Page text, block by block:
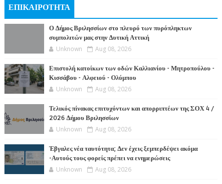
ΕΠΙΚΑΙΡΟΤΗΤΑ
Ο Δήμος Βριλησσίων στο πλευρό των πυρόπληκτων
συμπολιτών μας στην Δυτική Αττική
Unknown Aug 08, 2026
Επιστολή κατοίκων των οδών Καλλιανίου - Μητροπούλου -
Κισσάβου - Αλφειού - Ολύμπου
Unknown Aug 08, 2026
Τελικός πίνακας επιτυχόντων και απορριπτέων της ΣΟΧ 4 /
2026 Δήμου Βριλησσίων
Unknown Aug 08, 2026
Έβγαλες νέα ταυτότητα; Δεν έχεις ξεμπερδέψει ακόμα
-Αυτούς τους φορείς πρέπει να ενημερώσεις
Unknown Aug 08, 2026